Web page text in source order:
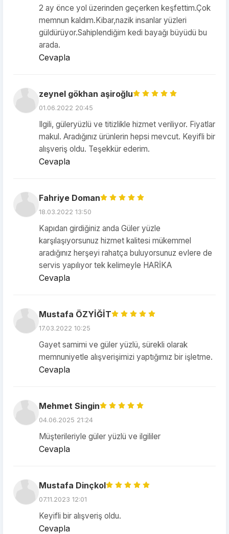
2 ay önce yol üzerinden geçerken keşfettim.Çok
memnun kaldım.Kibar,nazik insanlar yüzleri
güldürüyor.Sahiplendiğim kedi bayağı büyüdü bu
arada.
Cevapla
zeynel gökhan aşiroğlu
01.06.2022 20:45
Ilgili, güleryüzlü ve titizlikle hizmet veriliyor. Fiyatlar
makul. Aradığınız ürünlerin hepsi mevcut. Keyifli bir
alışveriş oldu. Teşekkür ederim.
Cevapla
Fahriye Doman
18.03.2022 13:50
Kapıdan girdiğiniz anda Güler yüzle
karşılaşıyorsunuz hizmet kalitesi mükemmel
aradığınız herşeyi rahatça buluyorsunuz evlere de
servis yapılıyor tek kelimeyle HARİKA
Cevapla
Mustafa ÖZYİĞİT
17.03.2022 10:25
Gayet samimi ve güler yüzlü, sürekli olarak
memnuniyetle alışverişimizi yaptığımız bir işletme.
Cevapla
Mehmet Singin
04.06.2025 21:24
Müşterileriyle güler yüzlü ve ilgililer
Cevapla
Mustafa Dinçkol
07.11.2023 12:01
Keyifli bir alışveriş oldu.
Cevapla